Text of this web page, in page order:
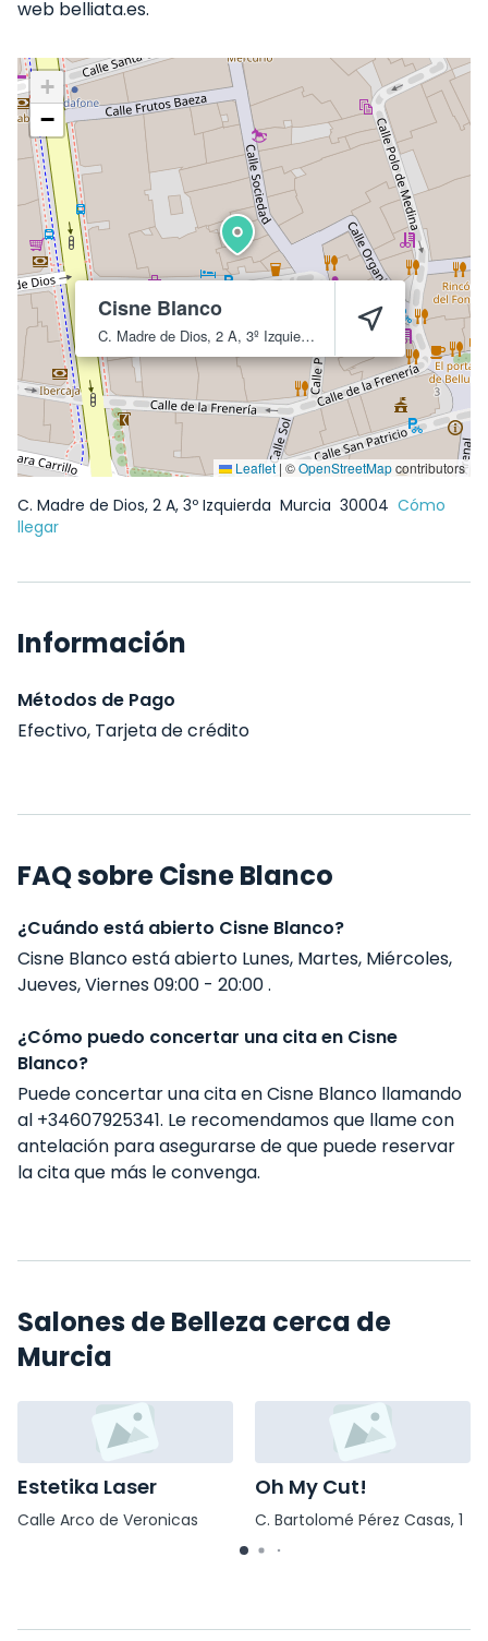
web belliata.es.
Cisne Blanco
C. Madre de Dios, 2 A, 3º Izquierda 30004
+
−
Leaflet | ©OpenStreetMapcontributors
C. Madre de Dios, 2 A, 3º Izquierda Murcia 30004 Cómo
llegar
Información
Métodos de Pago
Efectivo, Tarjeta de crédito
FAQ sobre Cisne Blanco
¿Cuándo está abierto Cisne Blanco?
Cisne Blanco está abierto Lunes, Martes, Miércoles,
Jueves, Viernes 09:00 - 20:00 .
¿Cómo puedo concertar una cita en Cisne
Blanco?
Puede concertar una cita en Cisne Blanco llamando
al +34607925341. Le recomendamos que llame con
antelación para asegurarse de que puede reservar
la cita que más le convenga.
Salones de Belleza cerca de
Murcia
Estetika Laser
Calle Arco de Veronicas
Oh My Cut!
C. Bartolomé Pérez Casas, 1